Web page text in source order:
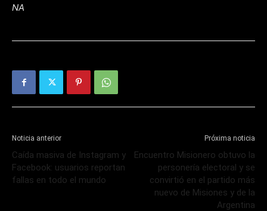
NA
Noticia anterior
Caída masiva de Instagram y
Facebook: usuarios reportan
fallas en todo el mundo
Próxima noticia
Encuentro Misionero obtuvo la
personería electoral y se
convirtió en el partido más
nuevo de Misiones y de la
Argentina